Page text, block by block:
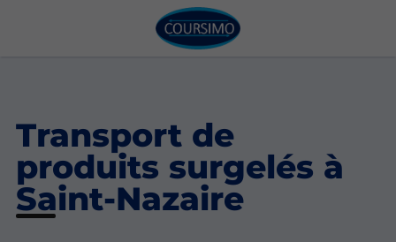
Transport de
produits surgelés à
Saint-Nazaire